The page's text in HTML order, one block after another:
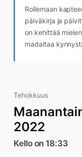
Rollemaan
päiväkirja ja
on kehittää
madaltaa
Tehokkuus
2022
Kello on 18:33